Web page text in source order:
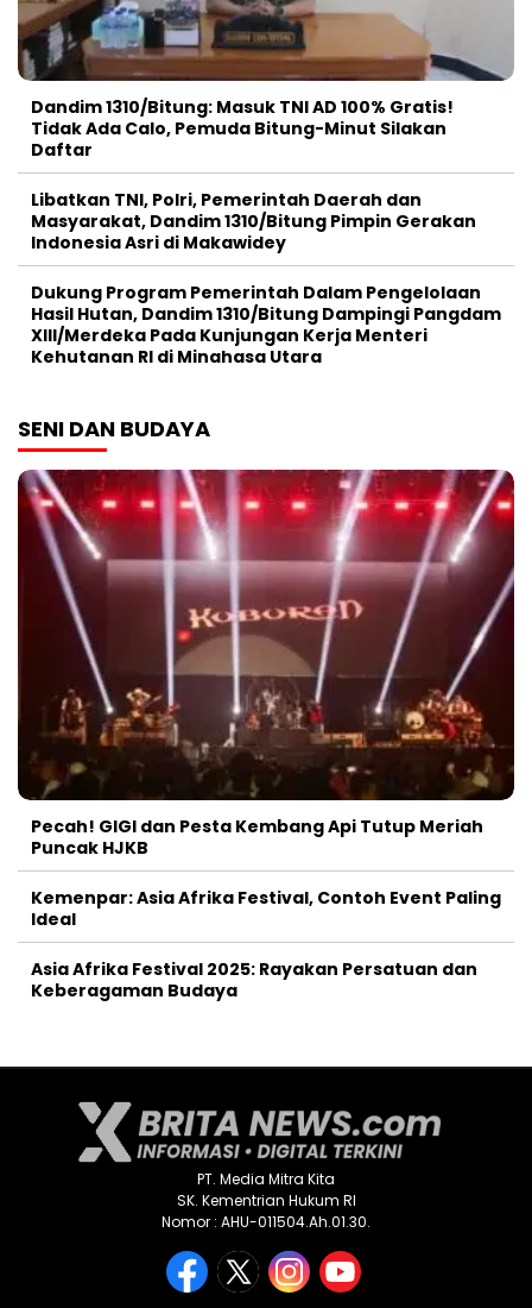
Dandim 1310/Bitung: Masuk TNI AD 100% Gratis!
Tidak Ada Calo, Pemuda Bitung-Minut Silakan
Daftar
Libatkan TNI, Polri, Pemerintah Daerah dan
Masyarakat, Dandim 1310/Bitung Pimpin Gerakan
Indonesia Asri di Makawidey
Dukung Program Pemerintah Dalam Pengelolaan
Hasil Hutan, Dandim 1310/Bitung Dampingi Pangdam
XIII/Merdeka Pada Kunjungan Kerja Menteri
Kehutanan RI di Minahasa Utara
SENI DAN BUDAYA
Pecah! GIGI dan Pesta Kembang Api Tutup Meriah
Puncak HJKB
Kemenpar: Asia Afrika Festival, Contoh Event Paling
Ideal
Asia Afrika Festival 2025: Rayakan Persatuan dan
Keberagaman Budaya
PT. Media Mitra Kita
SK. Kementrian Hukum RI
Nomor : AHU-011504.Ah.01.30.